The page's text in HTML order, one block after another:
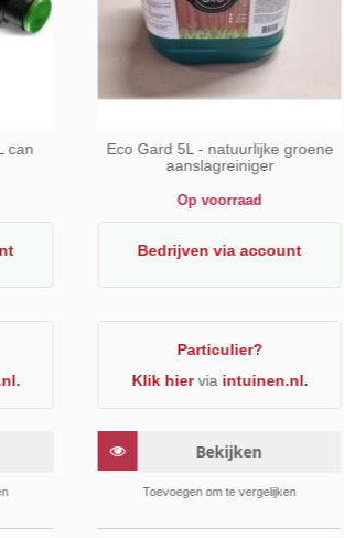
Silky Hayauchi 6300 4-delig -
Stokzaag compleet
Op voorraad
Bedrijvenvia account
Particulier?
Klik hierviaintuinen.nl.
Bekijken
Toevoegen om te vergelijken